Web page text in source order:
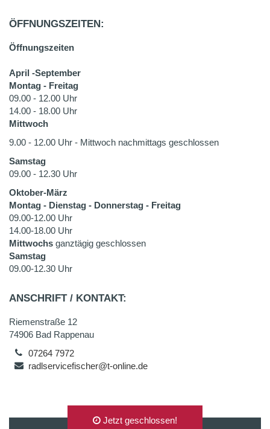
ÖFFNUNGSZEITEN:
Öffnungszeiten
April -September
Montag - Freitag
09.00 - 12.00 Uhr
14.00 - 18.00 Uhr
Mittwoch
9.00 - 12.00 Uhr - Mittwoch nachmittags geschlossen
Samstag
09.00 - 12.30 Uhr
Oktober-März
Montag - Dienstag - Donnerstag - Freitag
09.00-12.00 Uhr
14.00-18.00 Uhr
Mittwochs ganztägig geschlossen
Samstag
09.00-12.30 Uhr
ANSCHRIFT / KONTAKT:
Riemenstraße 12
74906 Bad Rappenau
07264 7972
radlservicefischer@t-online.de
Jetzt geschlossen!